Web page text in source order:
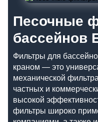
Песочные
бассейнов
Фильтры для
краном — это
механической
частных и
высокой
фильтры широко